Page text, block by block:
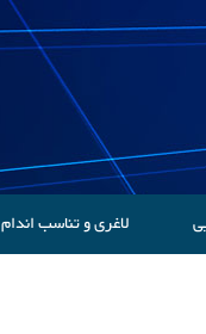
لاغری و تناسب اندام